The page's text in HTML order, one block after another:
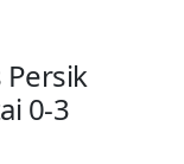
Persik
0-3